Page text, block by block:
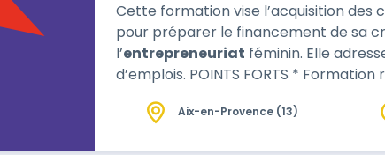
Cette formation vise l’acquisition
pour préparer le financement de sa
l’entrepreneuriat féminin. Elle
d’emplois. POINTS FORTS * Formation réalisée avec un leveur de fonds parisien
hors région * Un mixte c…
Aix-en-Provence (13)